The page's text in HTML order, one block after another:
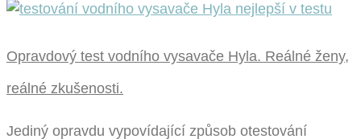
Opravdový test vodního vysavače Hyla. Reálné ženy,
reálné zkušenosti.
Jediný opravdu vypovídající způsob otestování